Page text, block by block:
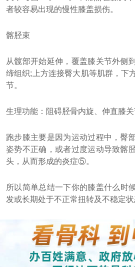
者较容易出现的慢性膝盖损伤。
髂胫束
从髋部开始延伸，覆盖膝关节外侧
缔组织;上方连接臀大肌等肌群，下
节。
生理功能：阻碍胫骨内旋、伸直膝关
跑步膝主要是因为运动过程中，臀
姿势不正确，或者过度运动导致髂
头，从而形成的炎症⑤。
所以简单总结一下你的膝盖什么
发或长期处于不正常扭转及不稳定